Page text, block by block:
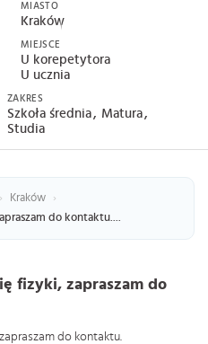
MIASTO
Kraków
MIEJSCE
U korepetytora
U ucznia
ZAKRES
Szkoła średnia Matura
Studia
› Kraków
›
do kontaktu....
fizyki, zapraszam do
do kontaktu.